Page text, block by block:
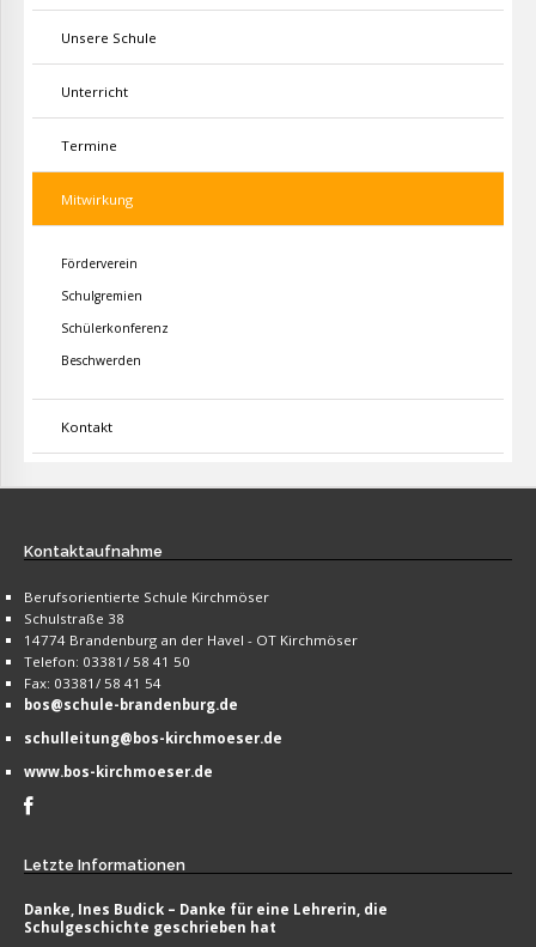
Unsere Schule
Unterricht
Termine
Mitwirkung
Förderverein
Schulgremien
Schülerkonferenz
Beschwerden
Kontakt
Kontaktaufnahme
Berufsorientierte Schule Kirchmöser
Schulstraße 38
14774 Brandenburg an der Havel - OT Kirchmöser
Telefon: 03381/ 58 41 50
Fax: 03381/ 58 41 54
bos@schule-brandenburg.de
schulleitung@bos-kirchmoeser.de
www.bos-kirchmoeser.de
Letzte Informationen
Danke, Ines Budick – Danke für eine Lehrerin, die
Schulgeschichte geschrieben hat